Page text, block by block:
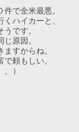
で全米最悪。
ハイカーと、
です。
原因。
すからね。
頼もしい。
）